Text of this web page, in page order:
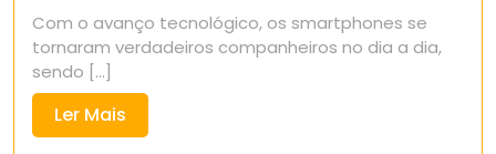
2025
Com o avanço tecnológico, os smartphones se
tornaram verdadeiros companheiros no dia a dia,
sendo [...]
Ler Mais
Mais